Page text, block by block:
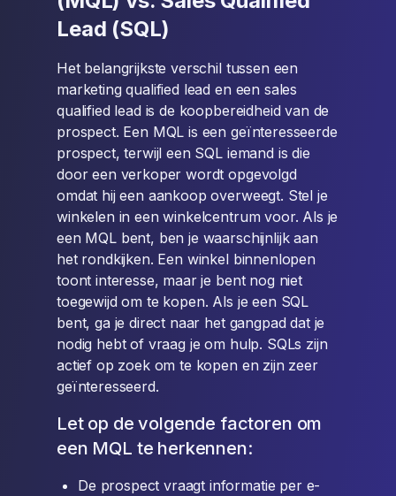
Lead (SQL)
Het belangrijkste verschil tussen een
marketing qualified lead en een sales
qualified lead is de koopbereidheid van de
prospect. Een MQL is een geïnteresseerde
prospect, terwijl een SQL iemand is die
door een verkoper wordt opgevolgd
omdat hij een aankoop overweegt. Stel je
winkelen in een winkelcentrum voor. Als je
een MQL bent, ben je waarschijnlijk aan
het rondkijken. Een winkel binnenlopen
toont interesse, maar je bent nog niet
toegewijd om te kopen. Als je een SQL
bent, ga je direct naar het gangpad dat je
nodig hebt of vraag je om hulp. SQLs zijn
actief op zoek om te kopen en zijn zeer
geïnteresseerd.
Let op de volgende factoren om
een MQL te herkennen:
De prospect vraagt informatie per e-